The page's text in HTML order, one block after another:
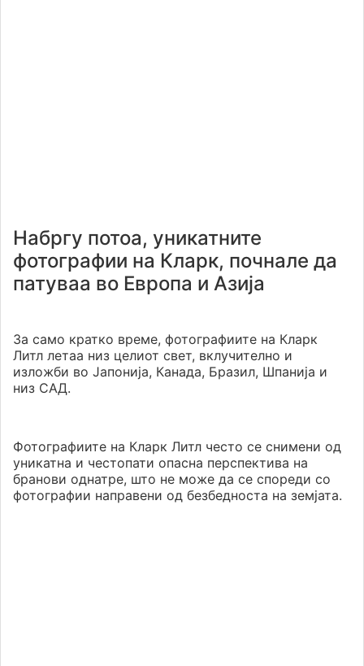
Набргу потоа, уникатните
фотографии на Кларк, почнале да
патуваа во Европа и Азија
За само кратко време, фотографиите на Кларк
Литл летаа низ целиот свет, вклучително и
изложби во Јапонија, Канада, Бразил, Шпанија и
низ САД.
Фотографиите на Кларк Литл често се снимени од
уникатна и честопати опасна перспектива на
бранови однатре, што не може да се спореди со
фотографии направени од безбедноста на земјата.